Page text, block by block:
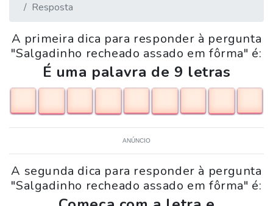
Resposta
A primeira dica para responder à pergunta
"Salgadinho recheado assado em fôrma" é:
É uma palavra de 9 letras
ANÚNCIO
A segunda dica para responder à pergunta
"Salgadinho recheado assado em fôrma" é: